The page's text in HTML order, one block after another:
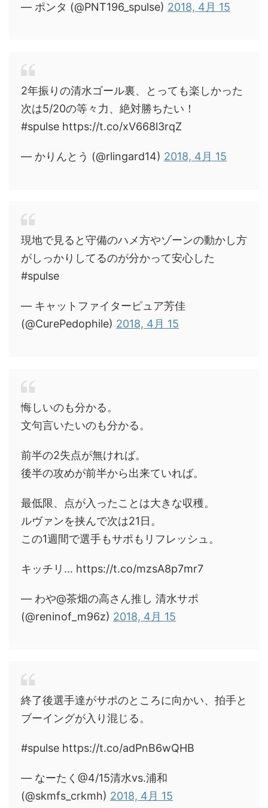
— ポンタ (@PNT196_spulse) 2018, 4月 15
2年振りの清水ゴール裏、とっても楽しかった
次は5/20の等々力、絶対勝ちたい！
#spulse https://t.co/xV668l3rqZ
— かりんとう (@rlingard14) 2018, 4月 15
現地で見ると守備のハメ方やゾーンの動かし方
がしっかりしてるのが分かって安心した
#spulse
— キャットファイターピュア芳佳
(@CurePedophile) 2018, 4月 15
悔しいのも分かる。
文句言いたいのも分かる。
前半の2失点が無ければ。
後半の攻めが前半から出来ていれば。
最低限、点が入ったことは大きな収穫。
ルヴァンを挟んで次は21日。
この1週間で選手もサポもリフレッシュ。
キッチリ… https://t.co/mzsA8p7mr7
— わや@茶畑の高さん推し 清水サポ
(@reninof_m96z) 2018, 4月 15
終了後選手達がサポのところに向かい、拍手と
ブーイングが入り混じる。
#spulse https://t.co/adPnB6wQHB
— なーたく@4/15清水vs.浦和
(@skmfs_crkmh) 2018, 4月 15